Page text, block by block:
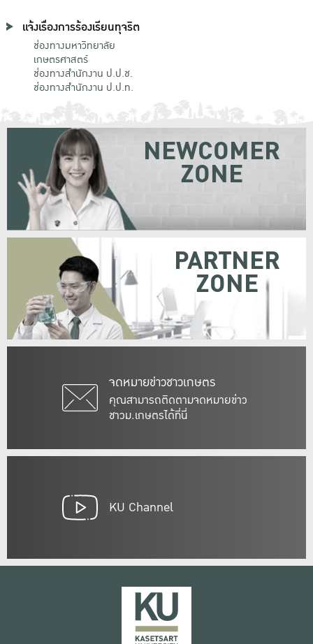
แจ้งเรื่องการร้องเรียนทุจริต
ช่องทางมหาวิทยาลัย
เกษตรศาสตร์
ช่องทางสำนักงาน ป.ป.ช.
ช่องทางสำนักงาน ป.ป.ท.
จดหมายข่าวชาวเกษตร
คุณสามารถติดตามจดหมายข่าว
ชาวม.เกษตรได้ที่นี่
NEWCOMER
ZONE
PARTNER
ZONE
KU Channel